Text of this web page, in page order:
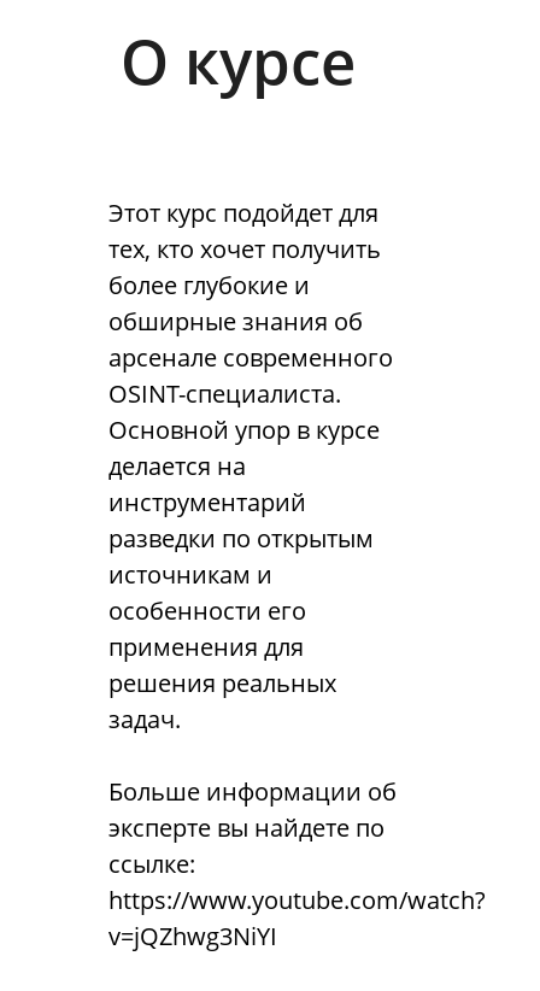
О курсе
Этот курс подойдет для
тех, кто хочет получить
более глубокие и
обширные знания об
арсенале современного
OSINT-специалиста.
Основной упор в курсе
делается на
инструментарий
разведки по открытым
источникам и
особенности его
применения для
решения реальных
задач.
Больше информации об
эксперте вы найдете по
ссылке:
https://www.youtube.com/watch?
v=jQZhwg3NiYI